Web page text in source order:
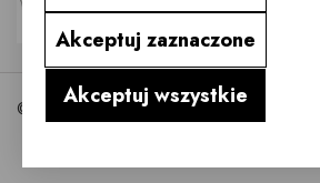
©2026 InneMeble.pl
Akceptuj zaznaczone
Akceptuj wszystkie